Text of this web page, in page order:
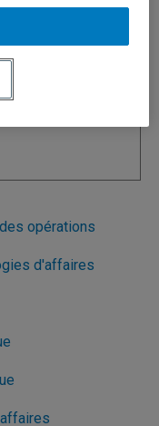
opérations
d'affaires